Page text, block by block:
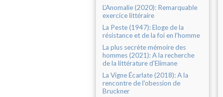
L'Anomalie (2020): Remarquable
exercice littéraire
La Peste (1947): Eloge de la
résistance et de la foi en l'homme
La plus secrète mémoire des
hommes (2021): A la recherche
de la littérature d'Elimane
La Vigne Écarlate (2018): A la
rencontre de l'obession de
Bruckner